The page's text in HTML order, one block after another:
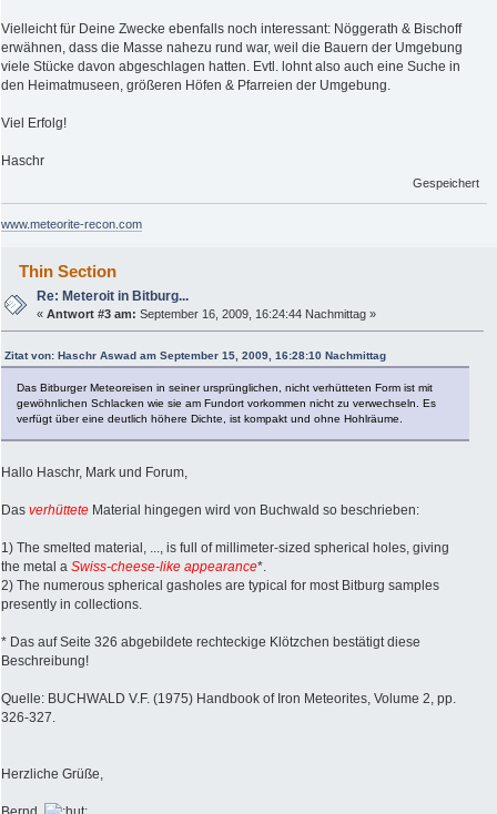
Vielleicht für Deine Zwecke ebenfalls noch interessant: Nöggerath & Bischoff
erwähnen, dass die Masse nahezu rund war, weil die Bauern der Umgebung
viele Stücke davon abgeschlagen hatten. Evtl. lohnt also auch eine Suche in
den Heimatmuseen, größeren Höfen & Pfarreien der Umgebung.
Viel Erfolg!
Haschr
Gespeichert
www.meteorite-recon.com
Thin Section
Re: Meteroit in Bitburg...
«Antwort #3 am: September 16, 2009, 16:24:44 Nachmittag »
Zitat von: Haschr Aswad am September 15, 2009, 16:28:10 Nachmittag
Das Bitburger Meteoreisen in seiner ursprünglichen, nicht verhütteten Form ist mit
gewöhnlichen Schlacken wie sie am Fundort vorkommen nicht zu verwechseln. Es
verfügt über eine deutlich höhere Dichte, ist kompakt und ohne Hohlräume.
Hallo Haschr, Mark und Forum,
Das verhüttete Material hingegen wird von Buchwald so beschrieben:
1) The smelted material, ..., is full of millimeter-sized spherical holes, giving
the metal a Swiss-cheese-like appearance*.
2) The numerous spherical gasholes are typical for most Bitburg samples
presently in collections.
* Das auf Seite 326 abgebildete rechteckige Klötzchen bestätigt diese
Beschreibung!
Quelle: BUCHWALD V.F. (1975) Handbook of Iron Meteorites, Volume 2, pp.
326-327.
Herzliche Grüße,